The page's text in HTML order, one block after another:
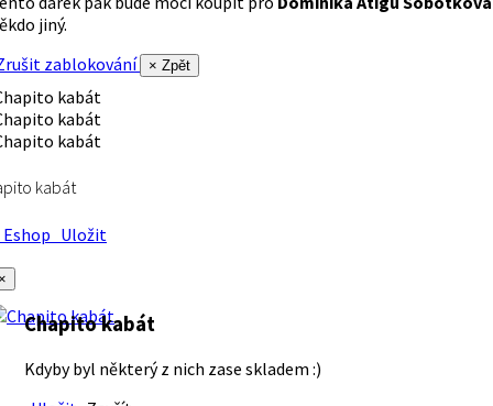
jiný.
zablokování
× Zpět
kabát
Uložit
Chapito kabát
Kdyby byl některý z nich zase skladem :)